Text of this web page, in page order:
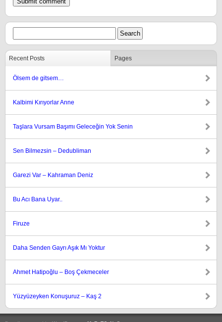
Recent Posts Pages
Ölsem de gitsem…
Kalbimi Kırıyorlar Anne
Taşlara Vursam Başımı Geleceğin Yok Senin
Sen Bilmezsin – Dedubliman
Garezi Var – Kahraman Deniz
Bu Acı Bana Uyar..
Firuze
Daha Senden Gayrı Aşık Mı Yoktur
Ahmet Hatipoğlu – Boş Çekmeceler
Yüzyüzeyken Konuşuruz – Kaş 2